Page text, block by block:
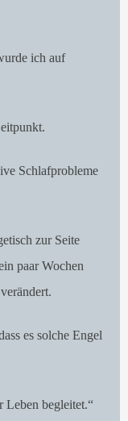
ich auf
Schlafprobleme
zur Seite
paar Wochen
es solche Engel
Leben begleitet.“